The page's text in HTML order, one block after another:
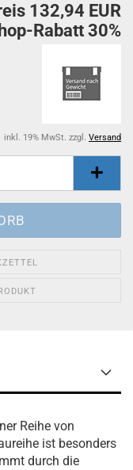
132,94 EUR
Rabatt 30%
inkl. 19% MwSt. zzgl. Versand
Reihe von
ist besonders
durch die